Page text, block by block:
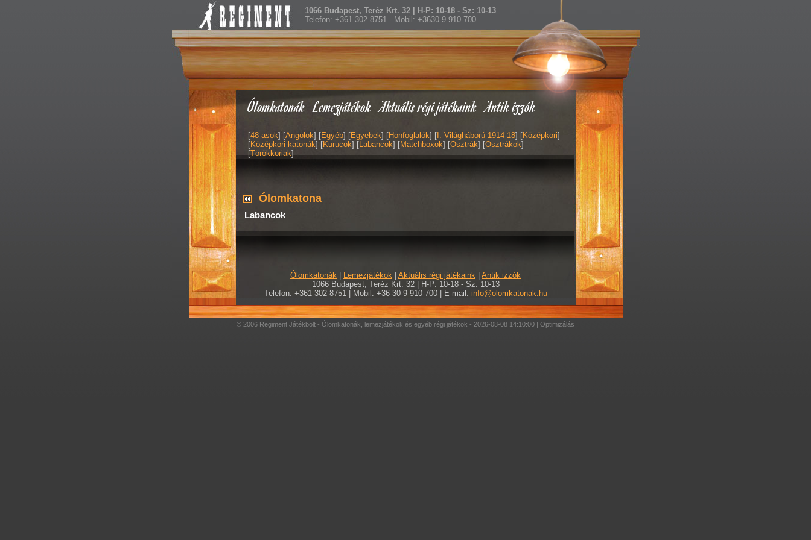
Ólomkatonák Lemezjátékok Aktuális régi játékaink Antik izzók
1066 Budapest, Teréz Krt. 32 | H-P: 10-18 - Sz: 10-13
Telefon: +361 302 8751 - Mobil: +3630 9 910 700
[48-asok] [Angolok] [Egyéb] [Egyebek] [Honfoglalók] [I. Világháború 1914-18] [Középkori]
[Középkori katonák] [Kurucok] [Labancok] [Matchboxok] [Osztrák] [Osztrákok]
[Törökkoriak]
Ólomkatona
Labancok
Ólomkatonák Lemezjátékok Aktuális régi játékaink
Antik izzók
1066 Budapest, Teréz Krt. 32 | H-P: 10-18 - Sz: 10-13
Telefon: +361 302 8751 | Mobil: +36-30-9-910-700 | E-mail: info@olomkatonak.hu
© 2006 Regiment Játékbolt - Ólomkatonák, lemezjátékok és egyéb régi játékok - 2026-08-08 14:10:00 | Optimizálás